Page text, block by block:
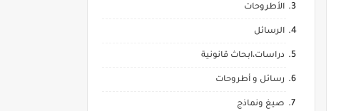
الأطروحات
الرسائل
دراسات،ابحاث قانونية
رسائل و أطروحات
صيغ ونماذج